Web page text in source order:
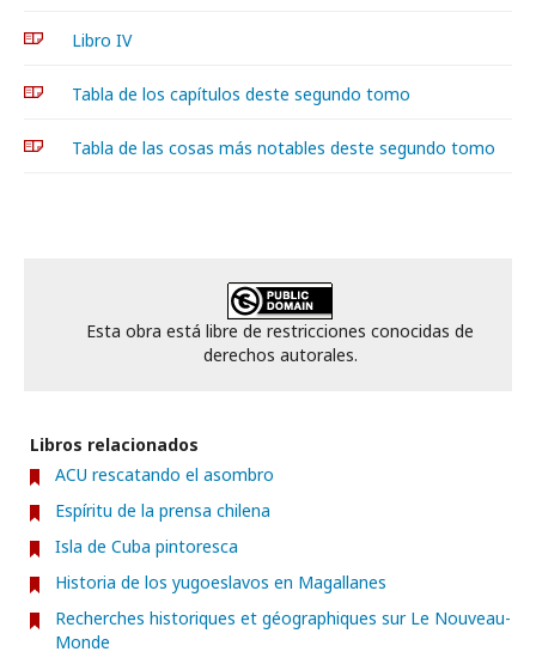
Libro IV
Tabla de los capítulos deste segundo tomo
Tabla de las cosas más notables deste segundo tomo
Esta obra está libre de restricciones conocidas de
derechos autorales.
Libros relacionados
ACU rescatando el asombro
Espíritu de la prensa chilena
Isla de Cuba pintoresca
Historia de los yugoeslavos en Magallanes
Recherches historiques et géographiques sur Le Nouveau-
Monde